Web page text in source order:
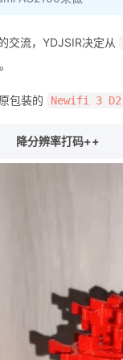
交流，YDJSIR决定从
包装的 Newifi 3 D2
降分辨率打码++